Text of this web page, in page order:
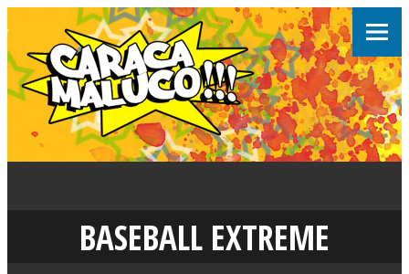
BASEBALL EXTREME